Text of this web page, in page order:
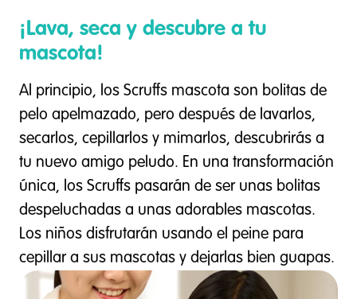
¡Lava, seca y descubre a tu
mascota!
Al principio, los Scruffs mascota son bolitas de
pelo apelmazado, pero después de lavarlos,
secarlos, cepillarlos y mimarlos, descubrirás a
tu nuevo amigo peludo. En una transformación
única, los Scruffs pasarán de ser unas bolitas
despeluchadas a unas adorables mascotas.
Los niños disfrutarán usando el peine para
cepillar a sus mascotas y dejarlas bien guapas.